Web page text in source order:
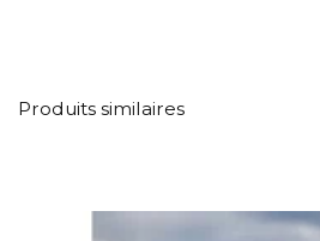
Produits similaires